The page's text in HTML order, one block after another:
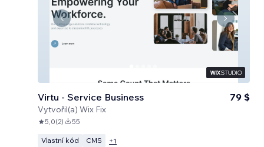
Virtu - Service Business
Vytvořil(a) Wix Fix
79 $
5,0(2) 55
Vlastní kód CMS +1